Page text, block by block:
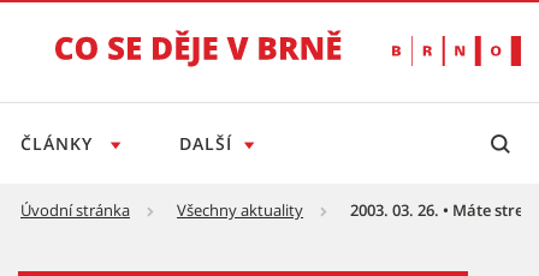
ČLÁNKY DALŠÍ
Úvodní stránka Všechny aktuality 2003. 03. 26. • Máte